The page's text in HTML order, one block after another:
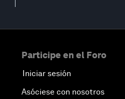
Participe en el Foro
Iniciar sesión
Asóciese con nosotros